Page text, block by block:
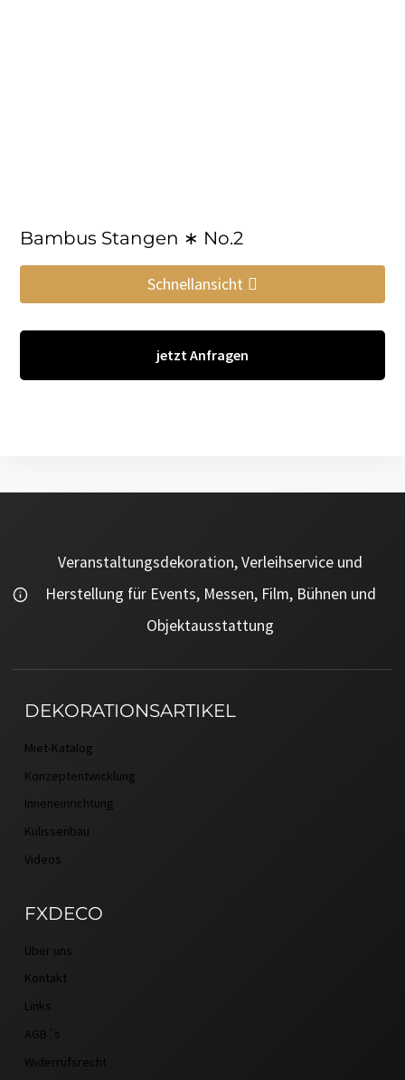
Bambus Stangen ∗ No.2
Schnellansicht
jetzt Anfragen
Veranstaltungsdekoration, Verleihservice und
Herstellung für Events, Messen, Film, Bühnen und
Objektausstattung
DEKORATIONSARTIKEL
Miet-Katalog
Konzeptentwicklung
Inneneinrichtung
Kulissenbau
Videos
FXDECO
Über uns
Kontakt
Links
AGB´s
Widerrufsrecht